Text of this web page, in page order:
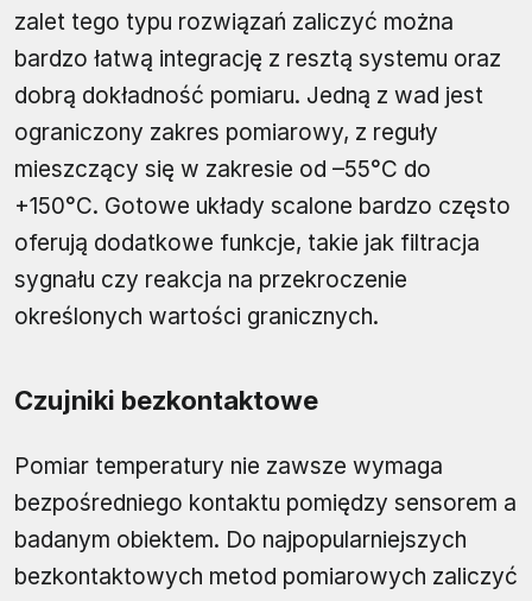
zalet tego typu rozwiązań zaliczyć można
bardzo łatwą integrację z resztą systemu oraz
dobrą dokładność pomiaru. Jedną z wad jest
ograniczony zakres pomiarowy, z reguły
mieszczący się w zakresie od –55°C do
+150°C. Gotowe układy scalone bardzo często
oferują dodatkowe funkcje, takie jak filtracja
sygnału czy reakcja na przekroczenie
określonych wartości granicznych.
Czujniki bezkontaktowe
Pomiar temperatury nie zawsze wymaga
bezpośredniego kontaktu pomiędzy sensorem a
badanym obiektem. Do najpopularniejszych
bezkontaktowych metod pomiarowych zaliczyć